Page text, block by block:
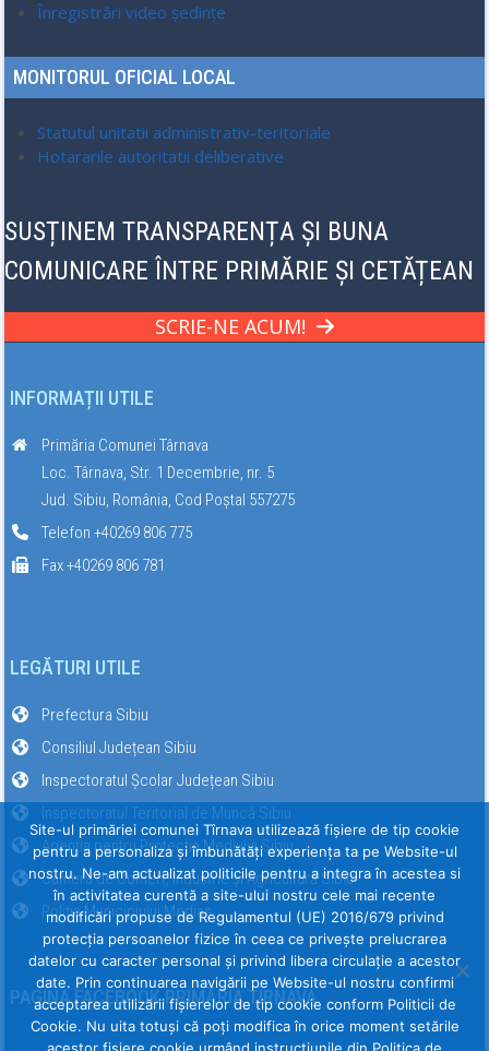
Înregistrări video ședințe
MONITORUL OFICIAL LOCAL
Statutul unitatii administrativ-teritoriale
Hotararile autoritatii deliberative
SUSȚINEM TRANSPARENȚA ȘI BUNA
COMUNICARE ÎNTRE PRIMĂRIE ȘI CETĂȚEAN
SCRIE-NE ACUM!
INFORMAȚII UTILE
Primăria Comunei Târnava
Loc. Târnava, Str. 1 Decembrie, nr. 5
Jud. Sibiu, România, Cod Poștal 557275
Telefon +40269 806 775
Fax +40269 806 781
LEGĂTURI UTILE
Prefectura Sibiu
Consiliul Județean Sibiu
Inspectoratul Școlar Județean Sibiu
Inspectoratul Teritorial de Muncă Sibiu
Agenția pentru Protecția Mediului Sibiu
Camera de Comerț, Industrie și Agricultură Sibiu
Poliția Municipiului Mediaș
PAGINA FACEBOOK PRIMĂRIA TÎRNAVA
Site-ul primăriei comunei Tîrnava utilizează fişiere de tip cookie
pentru a personaliza și îmbunătăți experiența ta pe Website-ul
nostru. Ne-am actualizat politicile pentru a integra în acestea si
în activitatea curentă a site-ului nostru cele mai recente
modificări propuse de Regulamentul (UE) 2016/679 privind
protecția persoanelor fizice în ceea ce privește prelucrarea
datelor cu caracter personal și privind libera circulație a acestor
date. Prin continuarea navigării pe Website-ul nostru confirmi
acceptarea utilizării fişierelor de tip cookie conform Politicii de
Cookie. Nu uita totuși că poți modifica în orice moment setările